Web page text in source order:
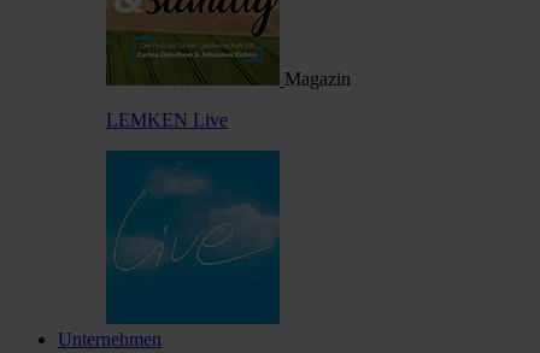
Magazin
LEMKEN Live
Unternehmen